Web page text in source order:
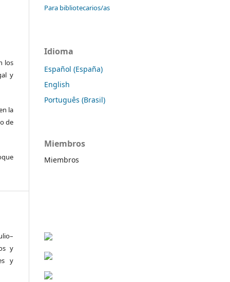
los
y
la
de
y
y
Para bibliotecarios/as
Idioma
Español (España)
English
Português (Brasil)
Miembros
Miembros